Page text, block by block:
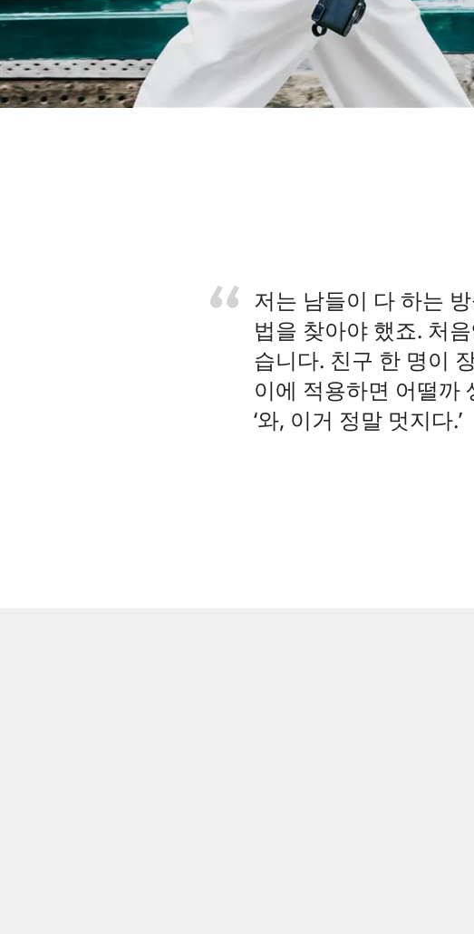
저는 남들이 다 하는
법을 찾아야 했죠. 처
습니다. 친구 한 명이
이에 적용하면 어떨까
‘와, 이거 정말 멋지다.’